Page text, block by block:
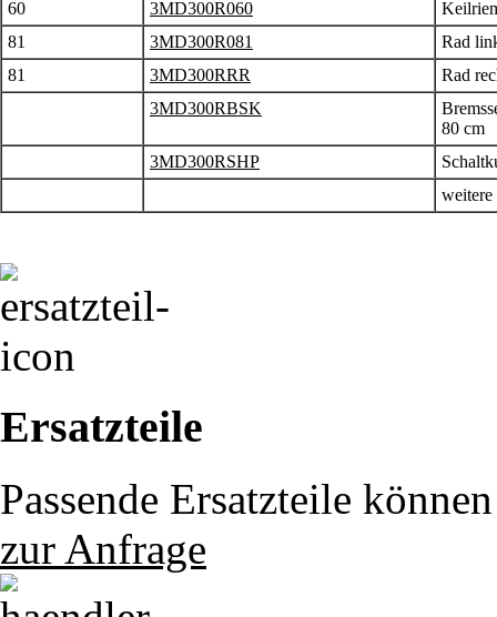
60
3MD300R060
81
3MD300R081
Rad
81
3MD300RRR
Rad
3MD300RBSK
80 cm
3MD300RSHP
Ersatzteile
Passende Ersatzteile
zur Anfrage